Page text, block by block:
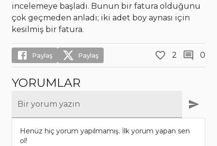
incelemeye başladı. Bunun bir fatura olduğunu
çok geçmeden anladı; iki adet boy aynası için
kesilmiş bir fatura.
Paylaş Paylaş 2 0
YORUMLAR
Bir yorum yazın
Henüz hiç yorum yapılmamış. İlk yorum yapan sen
ol!